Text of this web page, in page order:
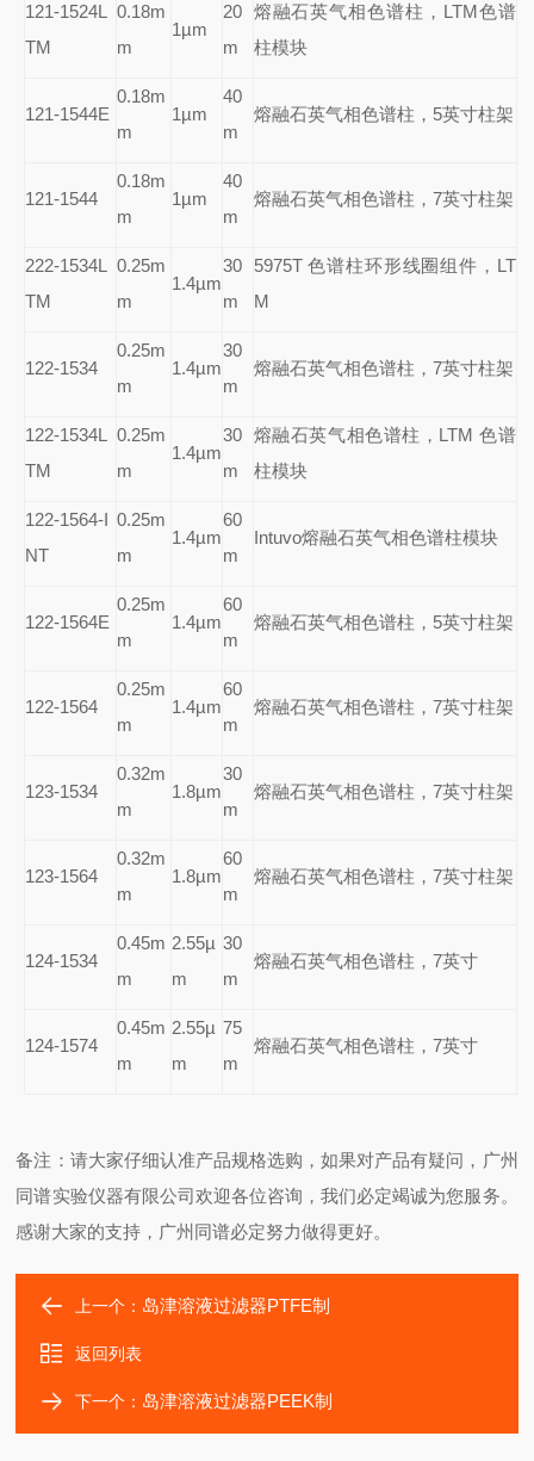
121-1524L
TM
0.18m
m
1µm
20
m
熔融石英气相色谱柱，LTM色谱
柱模块
121-1544E
0.18m
m
1µm
40
m
熔融石英气相色谱柱，5英寸柱架
121-1544
0.18m
m
1µm
40
m
熔融石英气相色谱柱，7英寸柱架
222-1534L
TM
0.25m
m
1.4µm
30
m
5975T色谱柱环形线圈组件，LT
M
122-1534
0.25m
m
1.4µm
30
m
熔融石英气相色谱柱，7英寸柱架
122-1534L
TM
0.25m
m
1.4µm
30
m
熔融石英气相色谱柱，LTM 色谱
柱模块
122-1564-I
NT
0.25m
m
1.4µm
60
m
Intuvo熔融石英气相色谱柱模块
122-1564E
0.25m
m
1.4µm
60
m
熔融石英气相色谱柱，5英寸柱架
122-1564
0.25m
m
1.4µm
60
m
熔融石英气相色谱柱，7英寸柱架
123-1534
0.32m
m
1.8µm
30
m
熔融石英气相色谱柱，7英寸柱架
123-1564
0.32m
m
1.8µm
60
m
熔融石英气相色谱柱，7英寸柱架
124-1534
0.45m
m
2.55µ
m
30
m
熔融石英气相色谱柱，7英寸
124-1574
0.45m
m
2.55µ
m
75
m
熔融石英气相色谱柱，7英寸
备注：请大家仔细认准产品规格选购，如果对产品有疑问，广州
同谱实验仪器有限公司欢迎各位咨询，我们必定竭诚为您服务。
感谢大家的支持，广州同谱必定努力做得更好。
上一个： 岛津溶液过滤器PTFE制
返回列表
下一个： 岛津溶液过滤器PEEK制